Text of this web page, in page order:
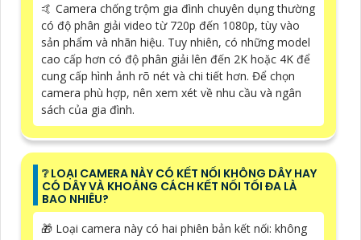
🤙 Camera chống trộm gia đình chuyên dụng thường
có độ phân giải video từ 720p đến 1080p, tùy vào
sản phẩm và nhãn hiệu. Tuy nhiên, có những model
cao cấp hơn có độ phân giải lên đến 2K hoặc 4K để
cung cấp hình ảnh rõ nét và chi tiết hơn. Để chọn
camera phù hợp, nên xem xét về nhu cầu và ngân
sách của gia đình.
❔ LOẠI CAMERA NÀY CÓ KẾT NỐI KHÔNG DÂY HAY
CÓ DÂY VÀ KHOẢNG CÁCH KẾT NỐI TỐI ĐA LÀ
BAO NHIÊU?
🎁 Loại camera này có hai phiên bản kết nối: không